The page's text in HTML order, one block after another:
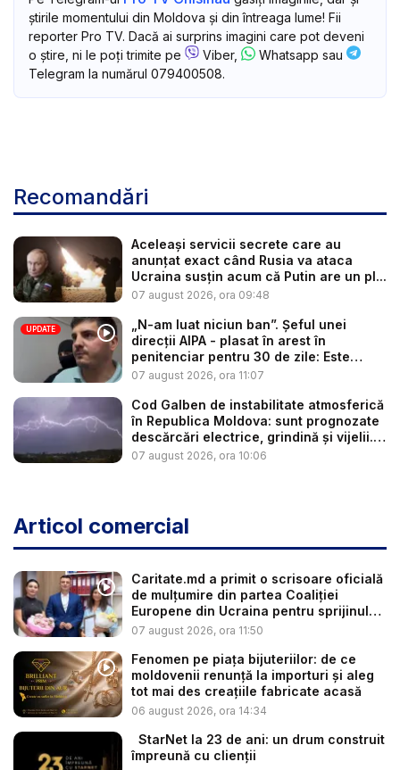
știrile momentului din Moldova și din întreaga lume! Fii
reporter Pro TV. Dacă ai surprins imagini care pot deveni
o știre, ni le poți trimite pe
Viber,
Whatsapp sau
Telegram la numărul 079400508.
Recomandări
Aceleași servicii secrete care au
anunțat exact când Rusia va ataca
Ucraina susțin acum că Putin are un pl...
07 august 2026, ora 09:48
UPDATE
„N-am luat niciun ban”. Șeful unei
direcții AIPA - plasat în arest în
penitenciar pentru 30 de zile: Este
cerc...
07 august 2026, ora 11:07
Cod Galben de instabilitate atmosferică
în Republica Moldova: sunt prognozate
descărcări electrice, grindină și vijelii.
...
07 august 2026, ora 10:06
Articol comercial
Caritate.md a primit o scrisoare oficială
de mulțumire din partea Coaliției
Europene din Ucraina pentru sprijinul
a...
07 august 2026, ora 11:50
Fenomen pe piața bijuteriilor: de ce
moldovenii renunță la importuri și aleg
tot mai des creațiile fabricate acasă
06 august 2026, ora 14:34
StarNet la 23 de ani: un drum construit
împreună cu clienții